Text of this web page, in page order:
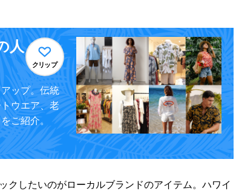
人
クリップ
ップ。伝統
ウエア、老
ご紹介。
クしたいのがローカルブランドのアイテム。ハワイ